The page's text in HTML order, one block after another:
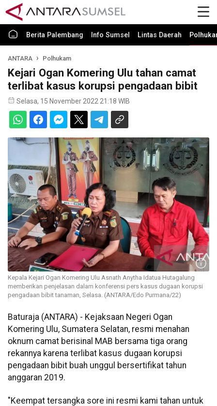
Berita Palembang Info Sumsel Lintas Daerah
ANTARA Polhukam
Kejari Ogan Komering Ulu tahan camat
terlibat kasus korupsi pengadaan bibit
Selasa, 15 November 2022 21:18 WIB
Kepala Kejari Ogan Komering Ulu Asnath Anytha Idatua Hutagalung
memberikan penjelasan dalam konferensi pers kasus dugaan korupsi
pengadaan bibit tanaman, Selasa. (ANTARA/Edo Purmana/22)
Baturaja (ANTARA) - Kejaksaan Negeri Ogan
Komering Ulu, Sumatera Selatan, resmi menahan
oknum camat berisinal MAB bersama tiga orang
rekannya karena terlibat kasus dugaan korupsi
pengadaan bibit buah unggul bersertifikat tahun
anggaran 2019.
"Keempat tersangka sore ini resmi kami tahan untuk